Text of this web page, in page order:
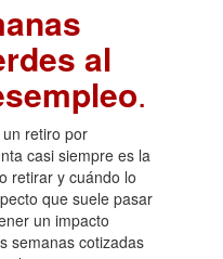
al
.
retiro por
casi siempre es la
retirar y cuándo lo
que suele pasar
un impacto
semanas cotizadas